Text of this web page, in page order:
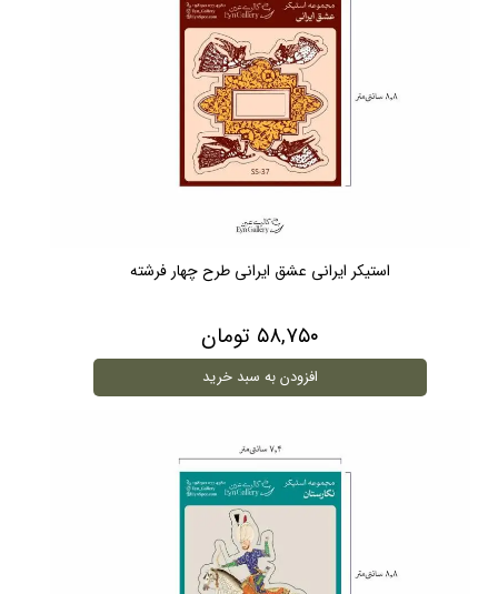
استیکر ایرانی عشق ایرانی طرح چهار فرشته
۵۸,۷۵۰ تومان
افزودن به سبد خرید